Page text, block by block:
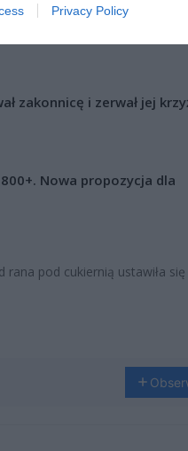
Privacy Policy
klientów nie ma sobie
zakonnicę i zerwał jej
Nowa propozycja dla
pod cukiernią ustawiła się